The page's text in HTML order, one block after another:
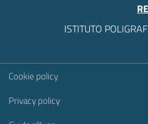
ISTITUTO
Sezione Link Utili
Cookie policy
Privacy policy